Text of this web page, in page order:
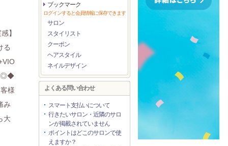
】
る
◎◆
様
み
大
ブックマーク
ログインすると会員情報に保存できます
サロン
スタイリスト
クーポン
ヘアスタイル
ネイルデザイン
よくある問い合わせ
スマート支払いについて
行きたいサロン・近隣のサロ
ンが掲載されていません
ポイントはどこのサロンで使
えますか？